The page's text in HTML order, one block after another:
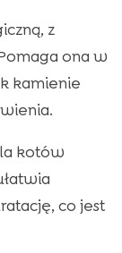
z
ona w
kamienie
kotów
co jest